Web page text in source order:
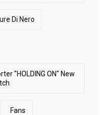
Di Nero
"HOLDING ON" New
Fans